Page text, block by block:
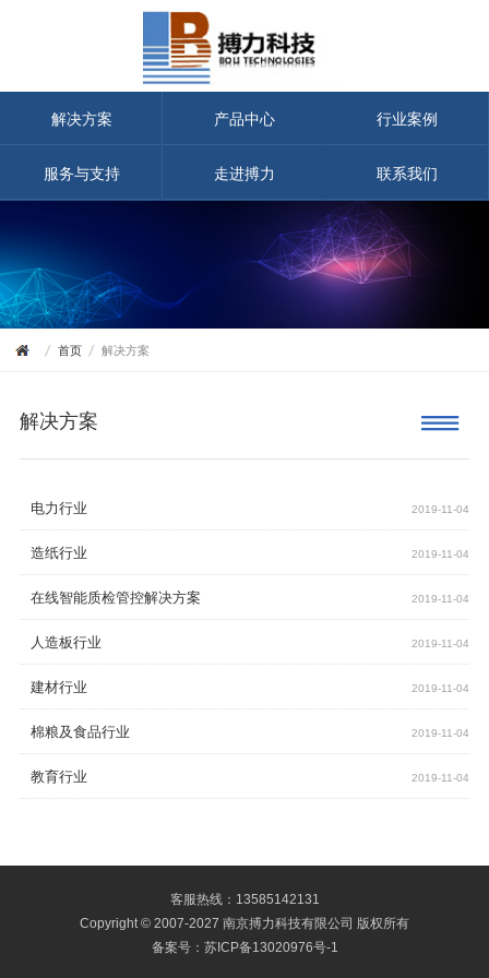
解决方案 产品中心 行业案例
服务与支持 走进搏力 联系我们
首页 解决方案
解决方案
2019-11-04
电力行业
2019-11-04
造纸行业
2019-11-04
在线智能质检管控解决方案
2019-11-04
人造板行业
2019-11-04
建材行业
2019-11-04
棉粮及食品行业
2019-11-04
教育行业
客服热线：13585142131
Copyright © 2007-2027 南京搏力科技有限公司 版权所有
备案号：苏ICP备13020976号-1